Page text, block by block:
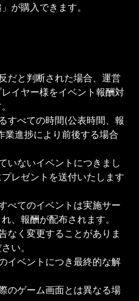
が購入できます。
だと判断された場合、運営
イヤー様をイベント報酬対
すべての時間(公表時間、報
業進捗により前後する場合
いないイベントにつきまし
レゼントを送付いたします
べてのイベントは実施サー
、報酬が配布されます。
なく変更することがありま
い。
イベントにつき最終的な解
のゲーム画面とは異なる場